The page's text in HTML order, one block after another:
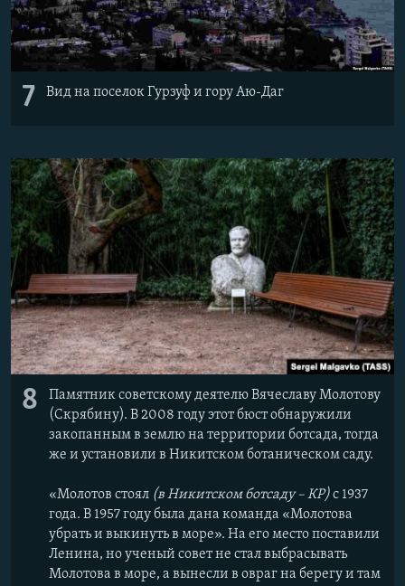
7 Вид на поселок Гурзуф и гору Аю-Даг
8
Памятник советскому деятелю Вячеславу Молотову
(Скрябину). В 2008 году этот бюст обнаружили
закопанным в землю на территории ботсада, тогда
же и установили в Никитском ботаническом саду.
«Молотов стоял (в Никитском ботсаду – КР)с 1937
года. В 1957 году была дана команда «Молотова
убрать и выкинуть в море». На его место поставили
Ленина, но ученый совет не стал выбрасывать
Молотова в море, а вынесли в овраг на берегу и там